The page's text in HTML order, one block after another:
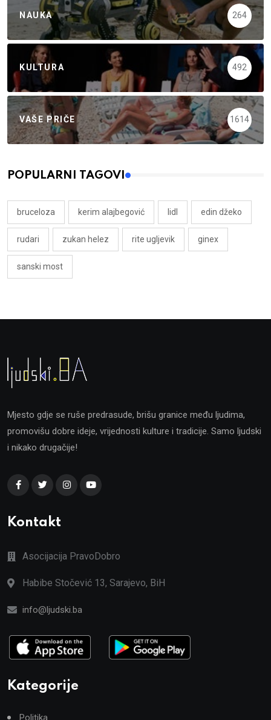
NAUKA 264
KULTURA 492
VAŠE PRIČE 1614
POPULARNI TAGOVI
bruceloza kerim alajbegović lidl edin džeko
rudari zukan helez rite ugljevik ginex
sanski most
Mjesto gdje se ruše predrasude, brišu granice među ljudima,
promovišu dobre ideje, vrijednosti kulture i tradicije. Samo ljudski
i nikako drugačije!
Kontakt
Asocijacija PravoDobro
Habibe Stočević 13, Sarajevo, BiH
info@ljudski.ba
Kategorije
Politika